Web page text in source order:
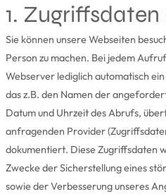
1.
Sie können unsere Webseiten
Person zu machen. Bei jedem
Webserver lediglich automatisch
das z.B. den Namen der
Datum und Uhrzeit des Abrufs,
anfragenden Provider
dokumentiert. Diese Zugriffsdaten
Zwecke der Sicherstellung eines
sowie der Verbesserung unseres